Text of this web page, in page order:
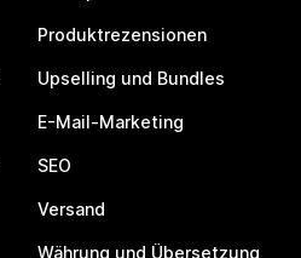
Produktrezensionen
Upselling und Bundles
E-Mail-Marketing
SEO
Versand
Währung und Übersetzung